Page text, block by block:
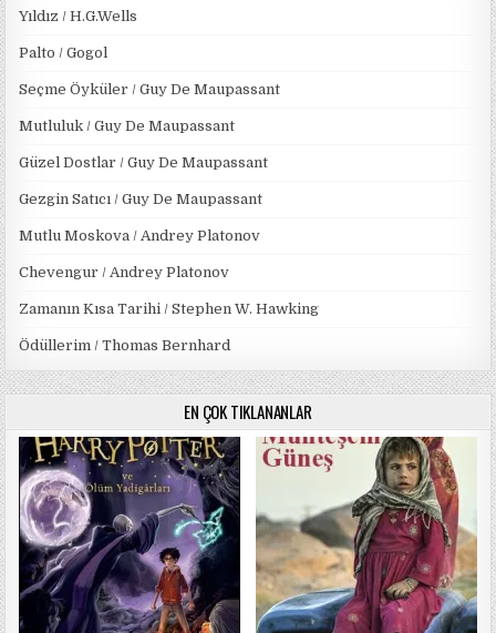
Yıldız / H.G.Wells
Palto / Gogol
Seçme Öyküler / Guy De Maupassant
Mutluluk / Guy De Maupassant
Güzel Dostlar / Guy De Maupassant
Gezgin Satıcı / Guy De Maupassant
Mutlu Moskova / Andrey Platonov
Chevengur / Andrey Platonov
Zamanın Kısa Tarihi / Stephen W. Hawking
Ödüllerim / Thomas Bernhard
EN ÇOK TIKLANANLAR